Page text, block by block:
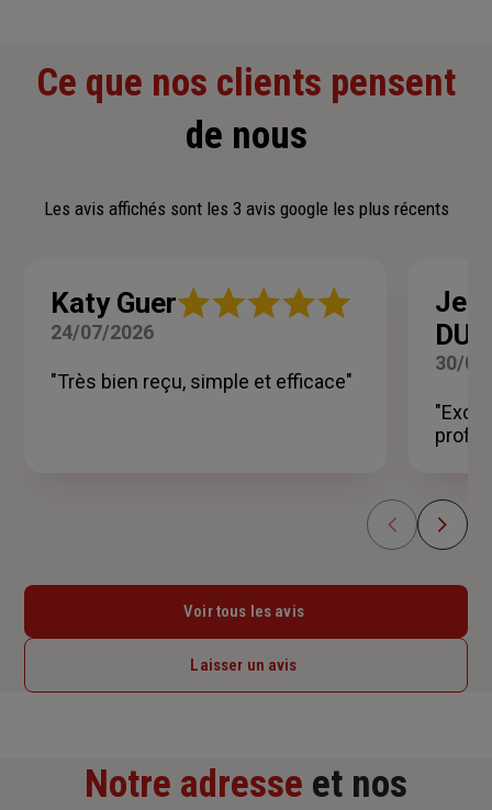
Ce que nos clients pensent
de nous
Les avis affichés sont les 3 avis google les plus récents
Katy GuerNote
5
24/07/2026
"Très bien reçu, simple et efficace"
30/
Voir tous les avis
Laisser un avis
Notre adresse et nos